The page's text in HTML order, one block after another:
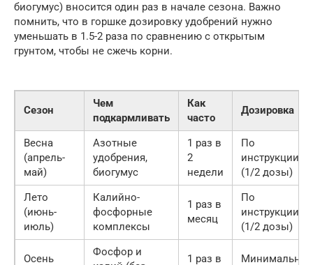
биогумус) вносится один раз в начале сезона. Важно
помнить, что в горшке дозировку удобрений нужно
уменьшать в 1.5-2 раза по сравнению с открытым
грунтом, чтобы не сжечь корни.
Сезон
Чем
подкармливать
Как
часто
Дозировка
Весна
(апрель-
май)
Азотные
удобрения,
биогумус
1 раз в
2
недели
По
инструкции
(1/2 дозы)
Лето
(июнь-
июль)
Калийно-
фосфорные
комплексы
1 раз в
месяц
По
инструкции
(1/2 дозы)
Осень
Фосфор и
1 раз в
Минимальная